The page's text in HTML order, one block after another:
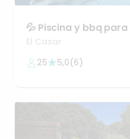
💦 Piscina y bbq para
a fin 🫧
El Casar
25
5,0(6)